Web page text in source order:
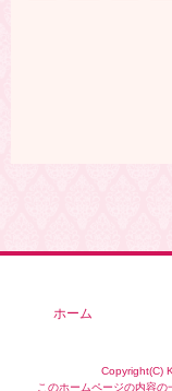
ホーム
Copyright(C)
このホームページの内容の